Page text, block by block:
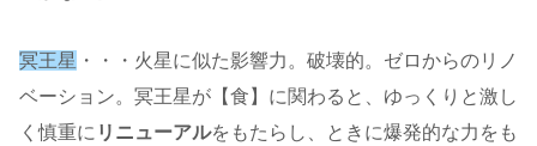
冥王星 ・・・火星に似た影響力。破壊的。ゼロからのリノ
ベーション。冥王星が【食】に関わると、ゆっくりと激し
く慎重に リニューアルをもたらし、ときに爆発的な力をも